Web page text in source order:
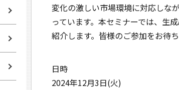
変化の激しい市場環境に対応しな
っています。本セミナーでは、生
紹介します。皆様のご参加をお待ち
日時
2024年12月3日(火)